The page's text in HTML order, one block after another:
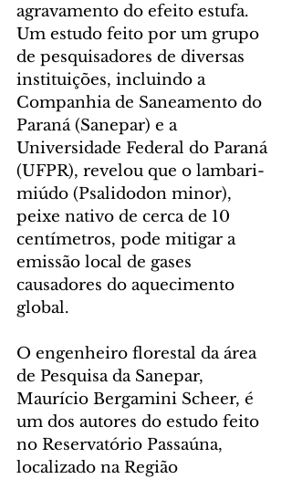
agravamento do efeito estufa.
Um estudo feito por um grupo
de pesquisadores de diversas
instituições, incluindo a
Companhia de Saneamento do
Paraná (Sanepar) e a
Universidade Federal do Paraná
(UFPR), revelou que o lambari-
miúdo (Psalidodon minor),
peixe nativo de cerca de 10
centímetros, pode mitigar a
emissão local de gases
causadores do aquecimento
global.
O engenheiro florestal da área
de Pesquisa da Sanepar,
Maurício Bergamini Scheer, é
um dos autores do estudo feito
no Reservatório Passaúna,
localizado na Região